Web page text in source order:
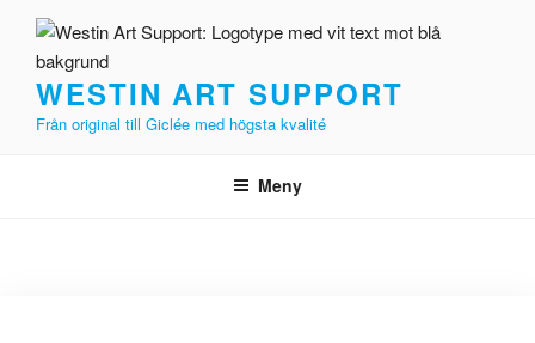
WESTIN ART SUPPORT
Från original till Giclée med högsta kvalité
Meny